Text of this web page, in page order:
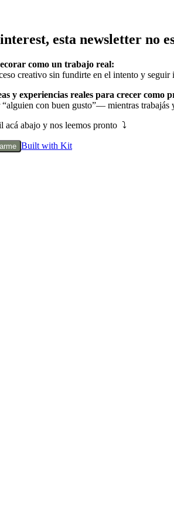
esta newsletter no
como un trabajo real:
creativo sin fundirte en el intento y seguir
y experiencias reales para crecer como
con buen gusto”— mientras trabajás
acá abajo y nos leemos pronto ⤵︎
Built with Kit